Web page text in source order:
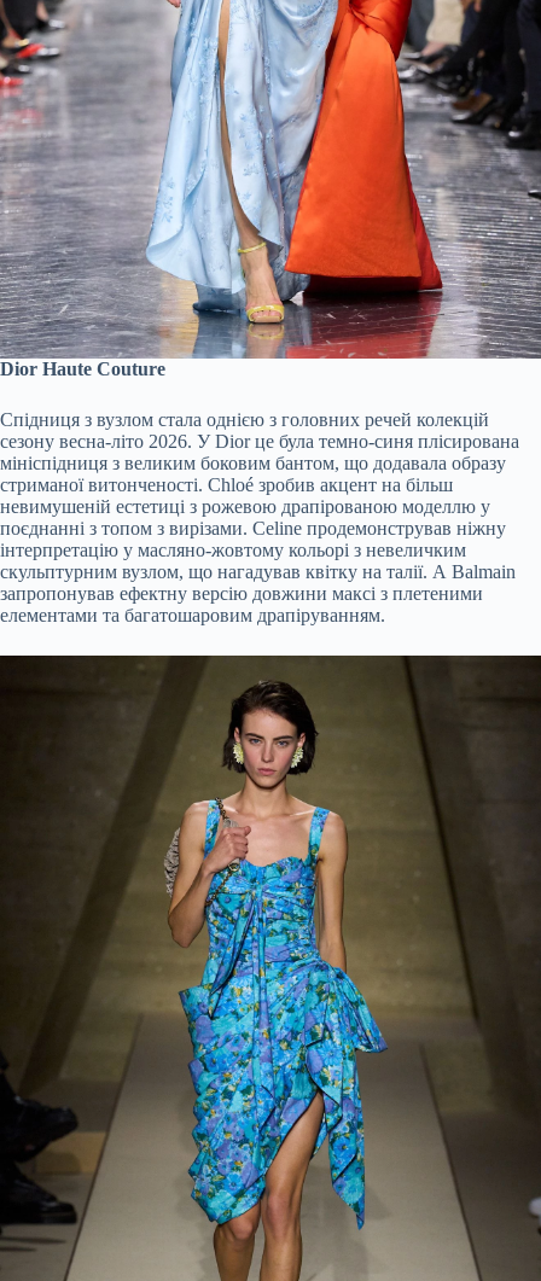
Dior Haute Couture
Спідниця з вузлом стала однією з головних речей колекцій
сезону весна-літо 2026. У Dior це була темно-синя плісирована
мініспідниця з великим боковим бантом, що додавала образу
стриманої витонченості. Chloé зробив акцент на більш
невимушеній естетиці з рожевою драпірованою моделлю у
поєднанні з топом з вирізами. Celine продемонстрував ніжну
інтерпретацію у масляно-жовтому кольорі з невеличким
скульптурним вузлом, що нагадував квітку на талії. А Balmain
запропонував ефектну версію довжини максі з плетеними
елементами та багатошаровим драпіруванням.